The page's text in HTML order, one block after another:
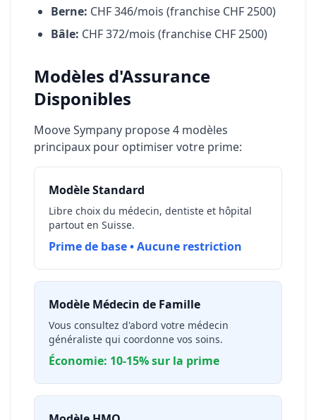
Berne: CHF 346/mois (franchise CHF 2500)
Bâle: CHF 372/mois (franchise CHF 2500)
Modèles d'Assurance
Disponibles
Moove Sympany propose 4 modèles
principaux pour optimiser votre prime:
Modèle Standard
Libre choix du médecin, dentiste et hôpital
partout en Suisse.
Prime de base • Aucune restriction
Modèle Médecin de Famille
Vous consultez d'abord votre médecin
généraliste qui coordonne vos soins.
Économie: 10-15% sur la prime